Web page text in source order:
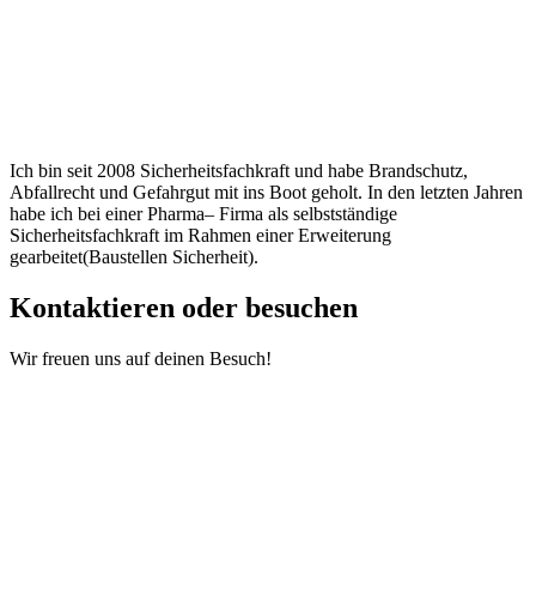
Ich bin seit 2008 Sicherheitsfachkraft und habe Brandschutz,
Abfallrecht und Gefahrgut mit ins Boot geholt. In den letzten Jahren
habe ich bei einer Pharma– Firma als selbstständige
Sicherheitsfachkraft im Rahmen einer Erweiterung
gearbeitet(Baustellen Sicherheit).
Kontaktieren oder besuchen
Wir freuen uns auf deinen Besuch!